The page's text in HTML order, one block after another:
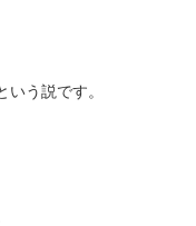
う説です。